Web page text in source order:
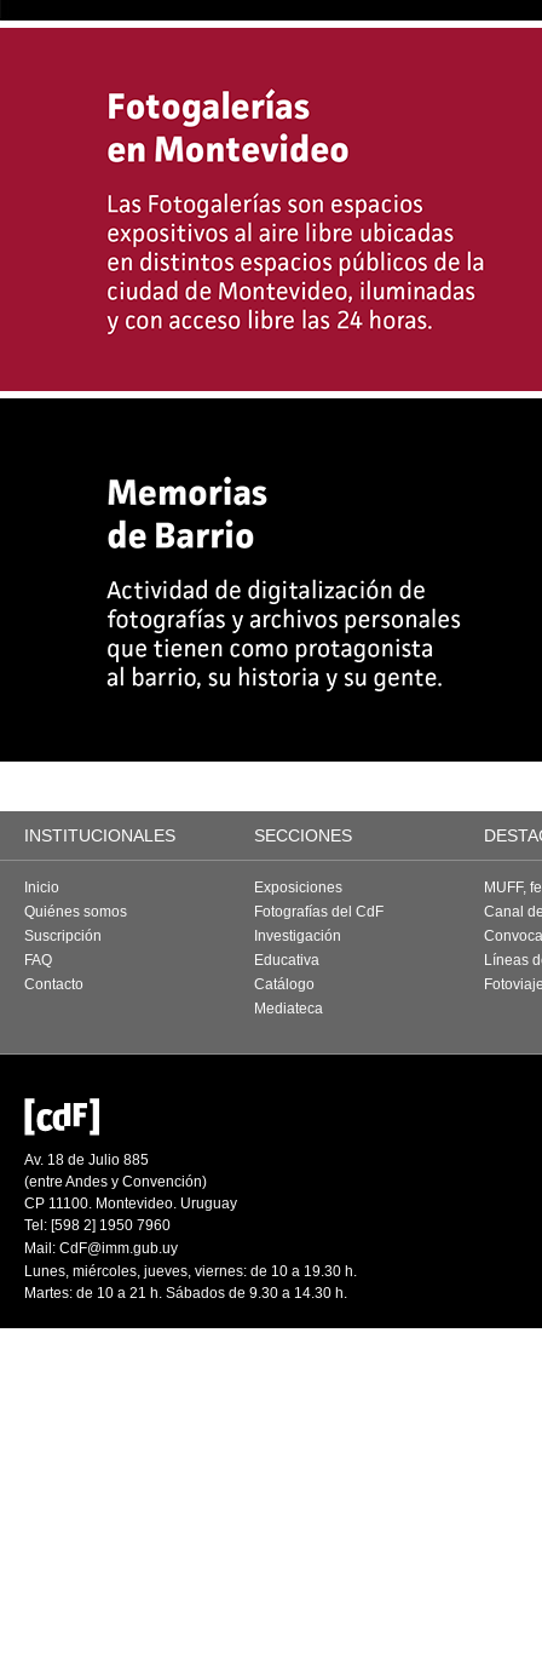
INSTITUCIONALES SECCIONES
Inicio
Quiénes somos
Suscripción
FAQ
Contacto
Exposiciones
Fotografías del CdF
Investigación
Educativa
Catálogo
Mediateca
MUFF,
Canal
Líneas
Av. 18 de Julio 885
(entre Andes y Convención)
CP 11100. Montevideo. Uruguay
Tel: [598 2] 1950 7960
Mail: CdF@imm.gub.uy
Lunes, miércoles, jueves, viernes: de 10 a 19.30 h.
Martes: de 10 a 21 h. Sábados de 9.30 a 14.30 h.